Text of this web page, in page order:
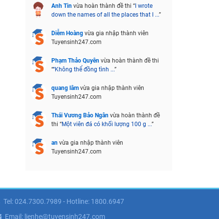
Anh Tin vừa hoàn thành đề thi “I wrote
down the names of all the places that I ...”
Diễm Hoàng vừa gia nhập thành viên
Tuyensinh247.com
Phạm Thảo Quyên vừa hoàn thành đề thi
““Không thể đồng tình ...”
quang lâm vừa gia nhập thành viên
Tuyensinh247.com
Thái Vương Bảo Ngân vừa hoàn thành đề
thi “Một viên đá có khối lượng 100 g ...”
an vừa gia nhập thành viên
Tuyensinh247.com
Tel: 024.7300.7989 - Hotline: 1800.6947
Email: lienhe@tuyensinh247.com